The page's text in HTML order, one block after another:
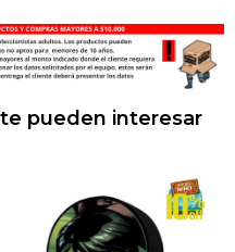
pueden interesar